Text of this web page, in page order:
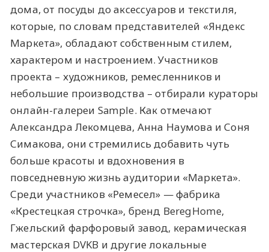
дома, от посуды до аксессуаров и текстиля,
которые, по словам представителей «Яндекс
Маркета», обладают собственным стилем,
характером и настроением. Участников
проекта – художников, ремесленников и
небольшие производства – отбирали кураторы
онлайн-галереи Sample. Как отмечают
Александра Лекомцева, Анна Наумова и Соня
Симакова, они стремились добавить чуть
больше красоты и вдохновения в
повседневную жизнь аудитории «Маркета».
Среди участников «Ремесел» — фабрика
«Крестецкая строчка», бренд BeregHome,
Гжельский фарфоровый завод, керамическая
мастерская DVKB и другие локальные